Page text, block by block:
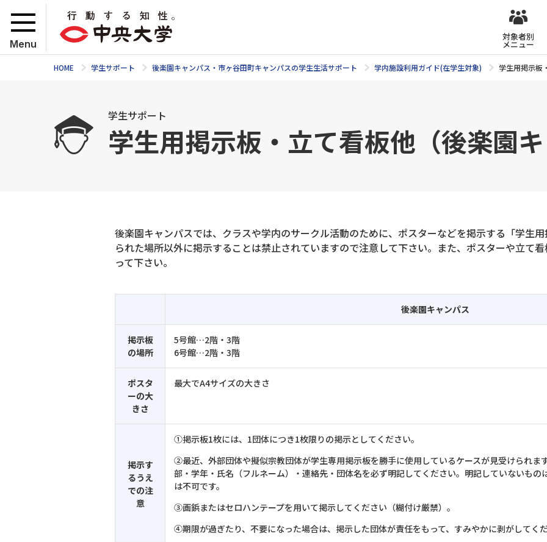
Menu
対象者別
メニュー
HOME 学生サポート 後楽園キャンパス・市ヶ谷田町キャンパスの学生生活サポート 学内施設利用ガイド(在学生対象) 学生用掲示板
学生サポート
学生用掲示板・立て看板他（後楽園キ
後楽園キャンパスでは、クラスや学内のサークル活動のために、ポスターなどを掲示する「学生
られた場所以外に掲示することは禁止されていますので注意して下さい。また、ポスターや立て
って下さい。
後楽園キャンパス
掲示板
の場所
5号館…2階・3階
6号館…2階・3階
ポスタ
ーの大
きさ
最大でA4サイズの大きさ
掲示す
るうえ
での注
意
①掲示板1枚には、1団体につき1枚限りの掲示としてください。
②最近、外部団体や擬似宗教団体が学生専用掲示板を勝手に使用しているケースが見受けられま
部・学年・氏名（フルネーム）・連絡先・団体名を必ず明記してください。明記していないもの
は不可です。
③画鋲またはセロハンテープを用いて掲示してください（糊付け厳禁）。
④期限が過ぎたり、不要になった場合は、掲示した団体が責任をもって、すみやかに剥がしてくだ